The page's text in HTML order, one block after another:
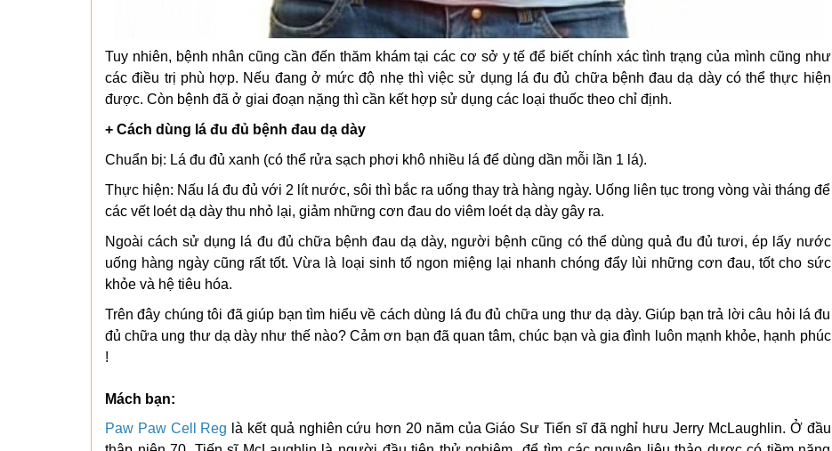
Tuy nhiên, bệnh nhân cũng cần đến thăm khám tại các cơ sở y tế để biết chính xác tình trạng của mình cũng như
các điều trị phù hợp. Nếu đang ở mức độ nhẹ thì việc sử dụng lá đu đủ chữa bệnh đau dạ dày có thể thực hiện
được. Còn bệnh đã ở giai đoạn nặng thì cần kết hợp sử dụng các loại thuốc theo chỉ định.
+ Cách dùng lá đu đủ bệnh đau dạ dày
Chuẩn bị: Lá đu đủ xanh (có thể rửa sạch phơi khô nhiều lá để dùng dần mỗi lần 1 lá).
Thực hiện: Nấu lá đu đủ với 2 lít nước, sôi thì bắc ra uống thay trà hàng ngày. Uống liên tục trong vòng vài tháng để
các vết loét dạ dày thu nhỏ lại, giảm những cơn đau do viêm loét dạ dày gây ra.
Ngoài cách sử dụng lá đu đủ chữa bệnh đau dạ dày, người bệnh cũng có thể dùng quả đu đủ tươi, ép lấy nước
uống hàng ngày cũng rất tốt. Vừa là loại sinh tố ngon miệng lại nhanh chóng đẩy lùi những cơn đau, tốt cho sức
khỏe và hệ tiêu hóa.
Trên đây chúng tôi đã giúp bạn tìm hiểu về cách dùng lá đu đủ chữa ung thư dạ dày. Giúp bạn trả lời câu hỏi lá đu
đủ chữa ung thư dạ dày như thế nào? Cảm ơn bạn đã quan tâm, chúc bạn và gia đình luôn mạnh khỏe, hạnh phúc
!
Mách bạn:
Paw Paw Cell Reg là kết quả nghiên cứu hơn 20 năm của Giáo Sư Tiến sĩ đã nghỉ hưu Jerry McLaughlin. Ở đầu